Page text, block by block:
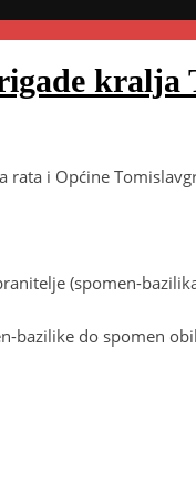
kralja
i Općine
(spomen-
bazilike do spomen